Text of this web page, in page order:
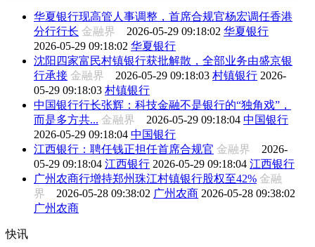
华夏银行现高管人事调整，首席合规官杨宏调任香港
分行行长 金融界 2026-05-29 09:18:02 华夏银行
2026-05-29 09:18:02 华夏银行
沈阳四家富民村镇银行获批解散，全部业务由盛京银
行承接 金融界 2026-05-29 09:18:03 村镇银行 2026-
05-29 09:18:03 村镇银行
中国银行行长张辉：科技金融不是银行的“独角戏”，
而是多方共... 金融界 2026-05-29 09:18:04 中国银行
2026-05-29 09:18:04 中国银行
江西银行：聘任钱正担任首席合规官 金融界 2026-
05-29 09:18:04 江西银行 2026-05-29 09:18:04 江西银行
广州农商行增持郑州珠江村镇银行股权至42% 金融
界 2026-05-28 09:38:02 广州农商 2026-05-28 09:38:02
广州农商
快讯